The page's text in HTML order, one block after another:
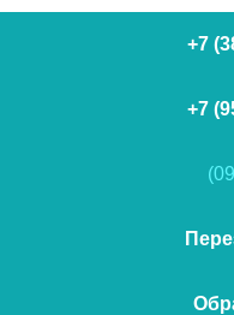
+7
+7